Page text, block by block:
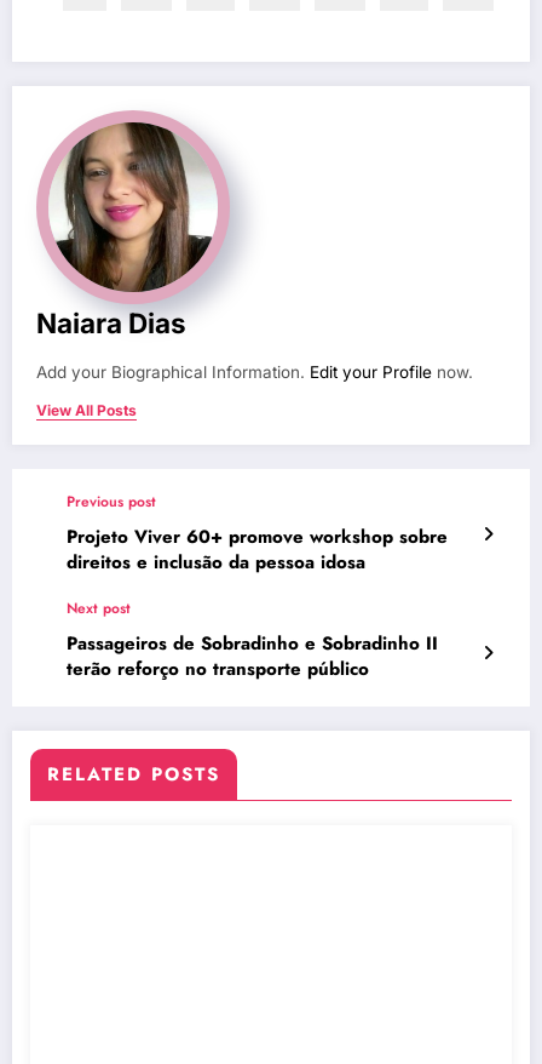
Naiara Dias
Add your Biographical Information. Edit your Profile now.
View All Posts
Previous post
Projeto Viver 60+ promove workshop sobre
direitos e inclusão da pessoa idosa
Next post
Passageiros de Sobradinho e Sobradinho II
terão reforço no transporte público
RELATED POSTS